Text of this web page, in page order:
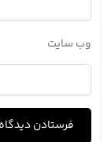
وب‌ سایت